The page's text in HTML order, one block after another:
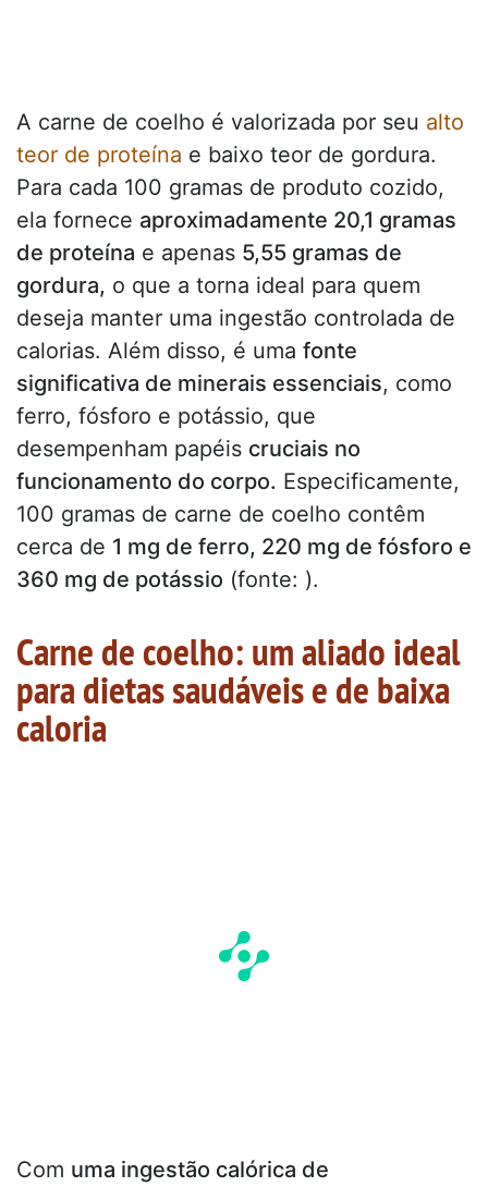
A carne de coelho é valorizada por seu alto
teor de proteína e baixo teor de gordura.
Para cada 100 gramas de produto cozido,
ela fornece aproximadamente 20,1 gramas
de proteína e apenas 5,55 gramas de
gordura, o que a torna ideal para quem
deseja manter uma ingestão controlada de
calorias. Além disso, é uma fonte
significativa de minerais essenciais, como
ferro, fósforo e potássio, que
desempenham papéis cruciais no
funcionamento do corpo. Especificamente,
100 gramas de carne de coelho contêm
cerca de 1 mg de ferro, 220 mg de fósforo e
360 mg de potássio (fonte: ).
Carne de coelho: um aliado ideal
para dietas saudáveis e de baixa
caloria
Com uma ingestão calórica de